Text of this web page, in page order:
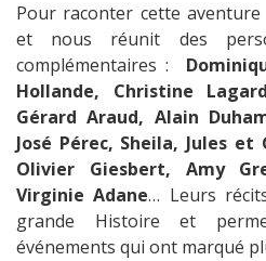
Pour raconter cette aventure
et nous réunit des
complémentaires :
Hollande, Christine
Gérard Araud, Alain
José Pérec, Sheila, Jules
Olivier Giesbert, Amy
Virginie Adane… Leurs
grande Histoire et
événements qui ont marqué